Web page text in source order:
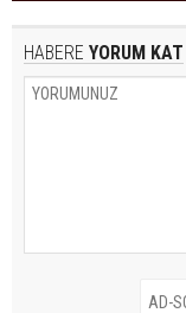
HABERE YORUM KAT